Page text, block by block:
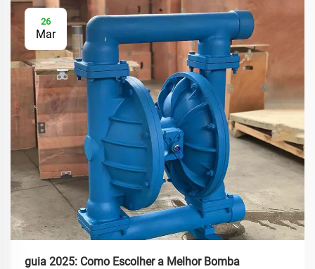
26
Mar
guia 2025: Como Escolher a Melhor Bomba